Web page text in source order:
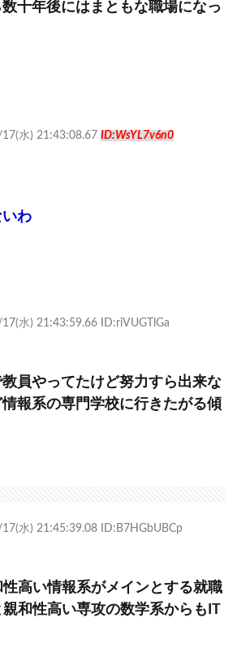
十年後にはまともな職場になっ
水) 21:43:08.67 ID:WsYL7v6n0
わ
水) 21:43:59.66 ID:riVUGTlGa
員やってたけど努力すら出来な
報系の専門学校に行きたがる傾
水) 21:45:39.08 ID:B7HGbUBCp
高い情報系がメインとする就職
和性高い専攻の数学系からもIT